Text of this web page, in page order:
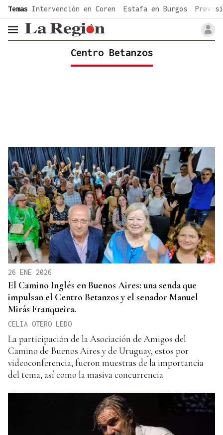
common.go-to-content
Temas Intervención en Coren Estafa en Burgos
header.menu.open
Centro Betanzos
26 ENE 2026
El Camino Inglés en Buenos Aires: una senda que
impulsan el Centro Betanzos y el senador Manuel
Mirás Franqueira.
CELIA OTERO LEDO
La participación de la Asociación de Amigos del
Camino de Buenos Aires y de Uruguay, estos por
videoconferencia, fueron muestras de la importancia
del tema, así como la masiva concurrencia